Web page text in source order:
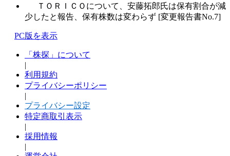
ＴＯＲＩＣＯについて、安藤拓郎氏は保有割合が減
少したと報告、保有株数は変わらず [変更報告書No.7]
PC版を表示
「株探」について
|
利用規約
プライバシーポリシー
|
プライバシー設定
特定商取引表示
|
採用情報
|